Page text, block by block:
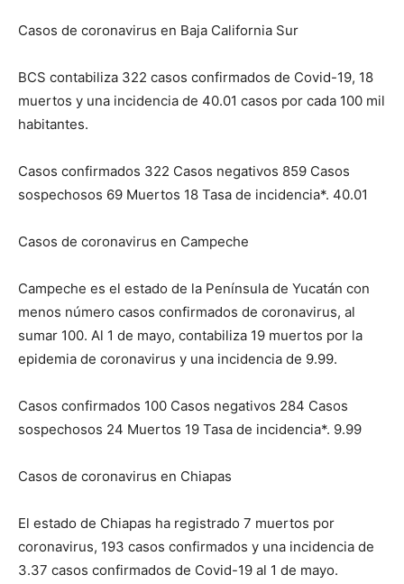
Casos de coronavirus en Baja California Sur
BCS contabiliza 322 casos confirmados de Covid-19, 18
muertos y una incidencia de 40.01 casos por cada 100 mil
habitantes.
Casos confirmados 322 Casos negativos 859 Casos
sospechosos 69 Muertos 18 Tasa de incidencia*. 40.01
Casos de coronavirus en Campeche
Campeche es el estado de la Península de Yucatán con
menos número casos confirmados de coronavirus, al
sumar 100. Al 1 de mayo, contabiliza 19 muertos por la
epidemia de coronavirus y una incidencia de 9.99.
Casos confirmados 100 Casos negativos 284 Casos
sospechosos 24 Muertos 19 Tasa de incidencia*. 9.99
Casos de coronavirus en Chiapas
El estado de Chiapas ha registrado 7 muertos por
coronavirus, 193 casos confirmados y una incidencia de
3.37 casos confirmados de Covid-19 al 1 de mayo.